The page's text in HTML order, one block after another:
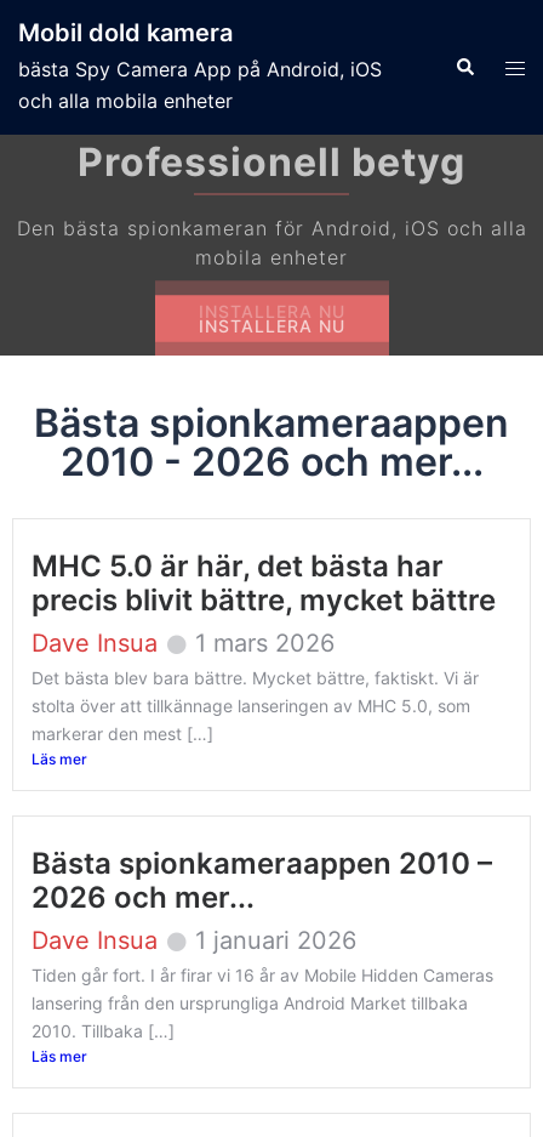
Mobil dold kamera
bästa Spy Camera App på Android, iOS
och alla mobila enheter
Strictly Stealth Shooting
Förgrunds- och bakgrundsskytte lägen
INSTALLERA NU
Bästa spionkameraappen
2010 - 2026 och mer...
MHC 5.0 är här, det bästa har
precis blivit bättre, mycket bättre
Dave Insua 1 mars 2026
Det bästa blev bara bättre. Mycket bättre, faktiskt. Vi är
stolta över att tillkännage lanseringen av MHC 5.0, som
markerar den mest […]
Läs mer
Bästa spionkameraappen 2010 –
2026 och mer...
Dave Insua 1 januari 2026
Tiden går fort. I år firar vi 16 år av Mobile Hidden Cameras
lansering från den ursprungliga Android Market tillbaka
2010. Tillbaka […]
Läs mer